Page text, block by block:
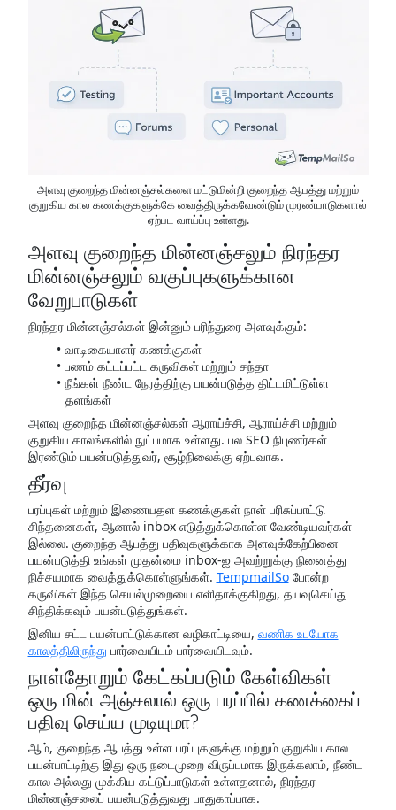
அளவு குறைந்த மின்னஞ்சல்களை மட்டுமின்றி குறைந்த ஆபத்து மற்றும்
குறுகிய கால கணக்குகளுக்கே வைத்திருக்கவேண்டும் முரண்பாடுகளால்
ஏற்பட வாய்ப்பு உள்ளது.
அளவு குறைந்த மின்னஞ்சலும் நிரந்தர
மின்னஞ்சலும் வகுப்புகளுக்கான
வேறுபாடுகள்
நிரந்தர மின்னஞ்சல்கள் இன்னும் பரிந்துரை அளவுக்கும்:
வாடிகையாளர் கணக்குகள்
பணம் கட்டப்பட்ட கருவிகள் மற்றும் சந்தா
நீங்கள் நீண்ட நேரத்திற்கு பயன்படுத்த திட்டமிட்டுள்ள
தளங்கள்
அளவு குறைந்த மின்னஞ்சல்கள் ஆராய்ச்சி, ஆராய்ச்சி மற்றும்
குறுகிய காலங்களில் நுட்பமாக உள்ளது. பல SEO நிபுணர்கள்
இரண்டும் பயன்படுத்துவர், சூழ்நிலைக்கு ஏற்பவாக.
தீர்வு
பரப்புகள் மற்றும் இணையதள கணக்குகள் நாள் பரிசுப்பாட்டு
சிந்தனைகள், ஆனால் inbox எடுத்துக்கொள்ள வேண்டியவர்கள்
இல்லை. குறைந்த ஆபத்து பதிவுகளுக்காக அளவுக்கேற்பினை
பயன்படுத்தி உங்கள் முதன்மை inbox-ஐ அவற்றுக்கு நினைத்து
நிச்சயமாக வைத்துக்கொள்ளுங்கள். TempmailSoபோன்ற
கருவிகள் இந்த செயல்முறையை எளிதாக்குகிறது, தயவுசெய்து
சிந்திக்கவும் பயன்படுத்துங்கள்.
இனிய சட்ட பயன்பாட்டுக்கான வழிகாட்டியை, வணிக உபயோக
காலத்திலிருந்து பார்வையிடம் பார்வையிடவும்.
நாள்தோறும் கேட்கப்படும் கேள்விகள்
ஒரு மின் அஞ்சலால் ஒரு பரப்பில் கணக்கைப்
பதிவு செய்ய முடியுமா?
ஆம், குறைந்த ஆபத்து உள்ள பரப்புகளுக்கு மற்றும் குறுகிய கால
பயன்பாட்டிற்கு இது ஒரு நடைமுறை விருப்பமாக இருக்கலாம், நீண்ட
கால அல்லது முக்கிய கட்டுப்பாடுகள் உள்ளதனால், நிரந்தர
மின்னஞ்சலைப் பயன்படுத்துவது பாதுகாப்பாக.